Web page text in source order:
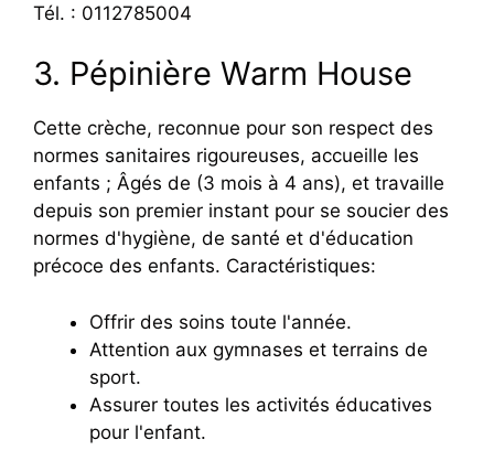
Tél. : 0112785004
3. Pépinière Warm House
Cette crèche, reconnue pour son respect des
normes sanitaires rigoureuses, accueille les
enfants ; Âgés de (3 mois à 4 ans), et travaille
depuis son premier instant pour se soucier des
normes d'hygiène, de santé et d'éducation
précoce des enfants. Caractéristiques:
Offrir des soins toute l'année.
Attention aux gymnases et terrains de
sport.
Assurer toutes les activités éducatives
pour l'enfant.